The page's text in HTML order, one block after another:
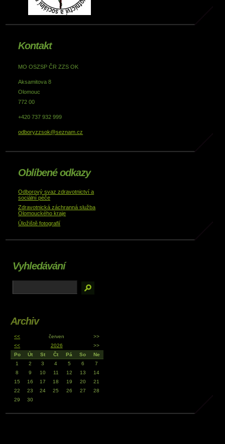
Kontakt
MO OSZSP ČR ZZS OK
Aksamitova 8
Olomouc
772 00
+420 737 932 999
odboryzzsok@seznam.cz
Oblíbené odkazy
Odborový svaz zdravotnictví a
sociální péče
Zdravotnická záchranná služba
Olomouckého kraje
Úložiště fotografií
Vyhledávání
Archiv
<< červen
>>
<<
2026
>>
Po
Út St Čt Pá So
Ne
1
2 3 4 5 6
7
8
9 10 11 12 13
14
15
16 17 18 19 20
21
22
23 24 25 26 27
28
29
30